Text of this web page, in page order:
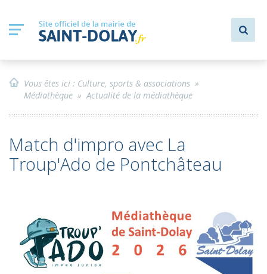
Vous êtes ici : Culture, sports & associations »
Médiathèque »Actualité de la médiathèque
Match d'impro avec La
Troup'Ado de Pontchâteau